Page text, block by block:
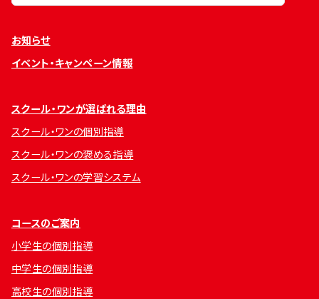
お知らせ
イベント・キャンペーン情報
スクール・ワンが選ばれる理由
スクール・ワンの個別指導
スクール・ワンの褒める指導
スクール・ワンの学習システム
コースのご案内
小学生の個別指導
中学生の個別指導
高校生の個別指導